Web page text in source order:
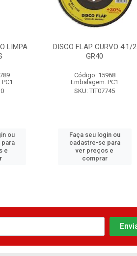
LIMPA
ou
e
DISCO FLAP CURVO 4.1/2
GR40
Código: 15968
Embalagem: PC1
SKU: TIT07745
Faça seu login ou
cadastre-se para
ver preços e
comprar